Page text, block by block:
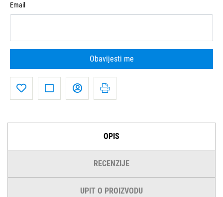
Email
Obavijesti me
OPIS
RECENZIJE
UPIT O PROIZVODU